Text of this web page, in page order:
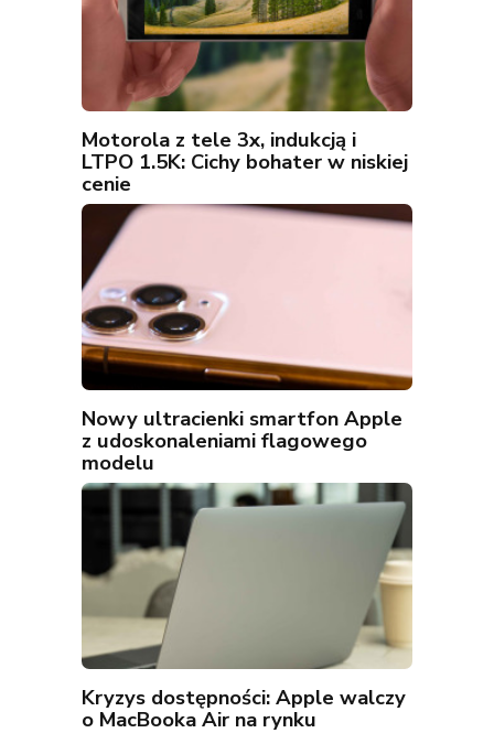
Motorola z tele 3x, indukcją i
LTPO 1.5K: Cichy bohater w niskiej
cenie
Nowy ultracienki smartfon Apple
z udoskonaleniami flagowego
modelu
Kryzys dostępności: Apple walczy
o MacBooka Air na rynku